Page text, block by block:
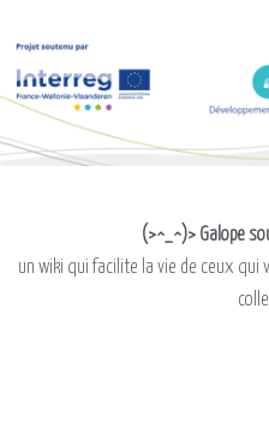
(>^_^)> Galope
un wiki qui facilite la vie de ceux